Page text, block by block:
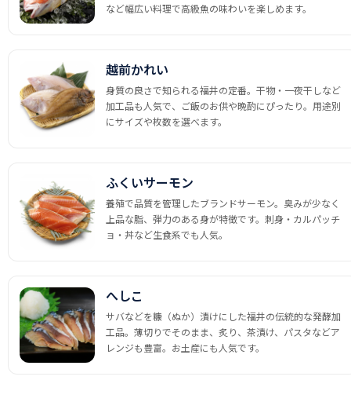
など幅広い料理で高級魚の味わいを楽しめます。
越前かれい
身質の良さで知られる福井の定番。干物・一夜干しなど
加工品も人気で、ご飯のお供や晩酌にぴったり。用途別
にサイズや枚数を選べます。
ふくいサーモン
養殖で品質を管理したブランドサーモン。臭みが少なく
上品な脂、弾力のある身が特徴です。刺身・カルパッチ
ョ・丼など生食系でも人気。
へしこ
サバなどを糠（ぬか）漬けにした福井の伝統的な発酵加
工品。薄切りでそのまま、炙り、茶漬け、パスタなどア
レンジも豊富。お土産にも人気です。